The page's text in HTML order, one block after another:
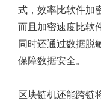
式，效率比软件加
而且加密速度比软
同时还通过数据脱
保障数据安全。
区块链机还能跨链